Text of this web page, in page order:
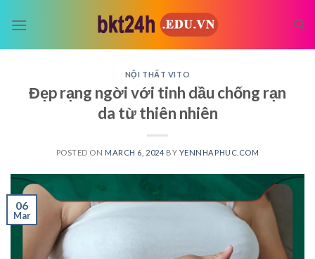
NỘI THẤT VITO
Đẹp rạng ngời với tinh dầu chống rạn
da từ thiên nhiên
POSTED ON MARCH 6, 2024 BY YENNHAPHUC.COM
06
Mar